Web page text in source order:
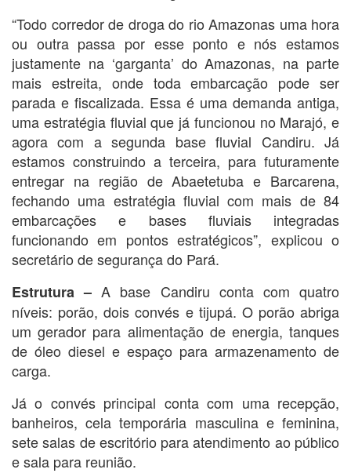
“Todo corredor de droga do rio Amazonas uma hora
ou outra passa por esse ponto e nós estamos
justamente na ‘garganta’ do Amazonas, na parte
mais estreita, onde toda embarcação pode ser
parada e fiscalizada. Essa é uma demanda antiga,
uma estratégia fluvial que já funcionou no Marajó, e
agora com a segunda base fluvial Candiru. Já
estamos construindo a terceira, para futuramente
entregar na região de Abaetetuba e Barcarena,
fechando uma estratégia fluvial com mais de 84
embarcações e bases fluviais integradas
funcionando em pontos estratégicos”, explicou o
secretário de segurança do Pará.
Estrutura –A base Candiru conta com quatro
níveis: porão, dois convés e tijupá. O porão abriga
um gerador para alimentação de energia, tanques
de óleo diesel e espaço para armazenamento de
carga.
Já o convés principal conta com uma recepção,
banheiros, cela temporária masculina e feminina,
sete salas de escritório para atendimento ao público
e sala para reunião.